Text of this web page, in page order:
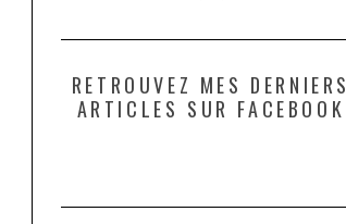
RETROUVEZ MES DERNIERS
ARTICLES SUR FACEBOOK